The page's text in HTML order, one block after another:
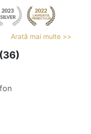
Arată mai multe >>
(36)